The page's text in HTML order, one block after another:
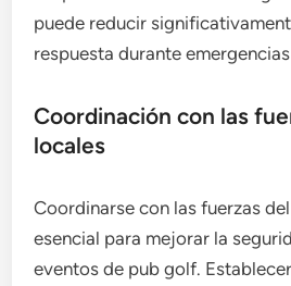
puede reducir
respuesta durante
Coordinación con las
locales
Coordinarse con las fuerzas
esencial para mejorar la
eventos de pub golf.